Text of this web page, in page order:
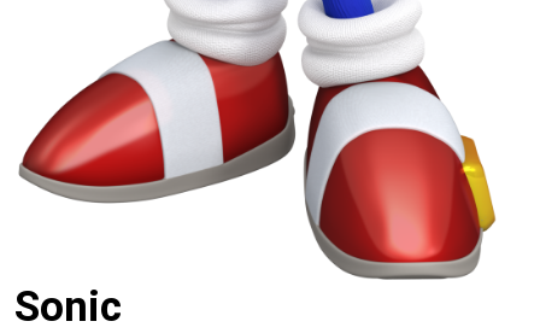
Sonic